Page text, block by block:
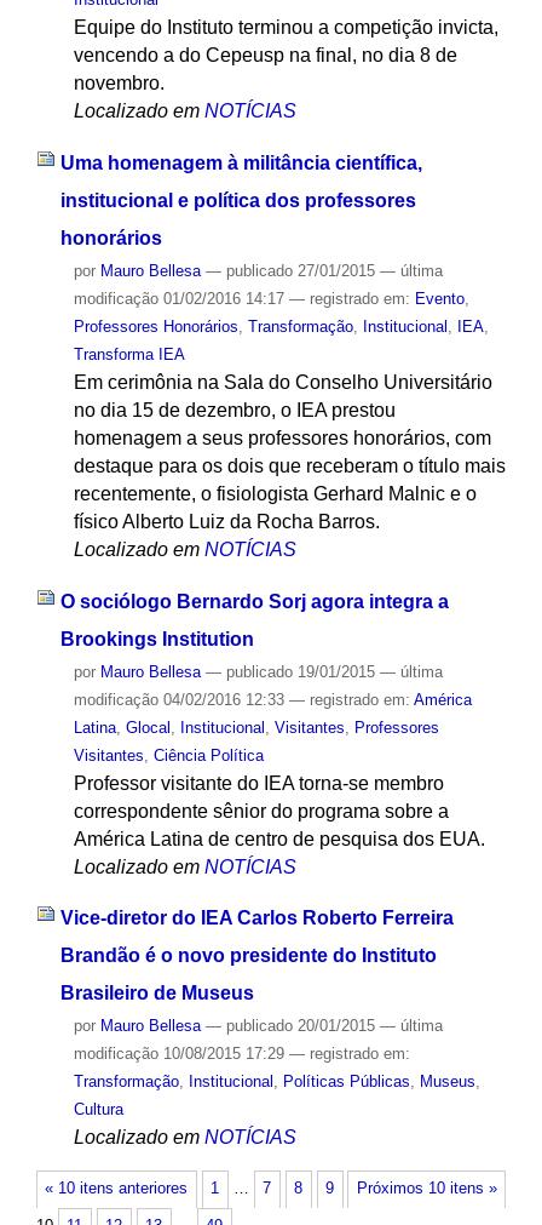
Equipe do Instituto terminou a competição invicta,
vencendo a do Cepeusp na final, no dia 8 de
novembro.
Localizado em NOTÍCIAS
Uma homenagem à militância científica,
institucional e política dos professores
honorários
por Mauro Bellesa — publicado27/01/2015 — última
modificação01/02/2016 14:17 — registrado em: Evento,
Professores Honorários Transformação, Institucional IEA,
Transforma IEA
Em cerimônia na Sala do Conselho Universitário
no dia 15 de dezembro, o IEA prestou
homenagem a seus professores honorários, com
destaque para os dois que receberam o título mais
recentemente, o fisiologista Gerhard Malnic e o
físico Alberto Luiz da Rocha Barros.
Localizado em NOTÍCIAS
O sociólogo Bernardo Sorj agora integra a
Brookings Institution
por Mauro Bellesa — publicado19/01/2015 — última
modificação04/02/2016 12:33 — registrado em: América
Latina, Glocal Institucional Visitantes
Professores
Visitantes Ciência Política
Professor visitante do IEA torna-se membro
correspondente sênior do programa sobre a
América Latina de centro de pesquisa dos EUA.
Localizado em NOTÍCIAS
Vice-diretor do IEA Carlos Roberto Ferreira
Brandão é o novo presidente do Instituto
Brasileiro de Museus
por Mauro Bellesa — publicado20/01/2015 — última
modificação10/08/2015 17:29 — registrado em:
Transformação, Institucional , Políticas Públicas, Museus,
Cultura
Localizado em NOTÍCIAS
« 10 itens anteriores Próximos 10 itens »
1 … 7 8 9